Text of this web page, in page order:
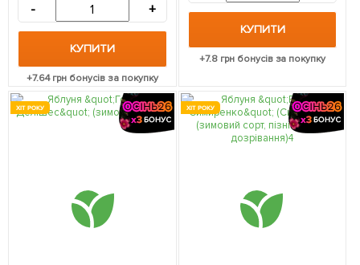
- +
КУПИТИ
+7.64грн бонусів за покупку
КУПИТИ
+7.8грн бонусів за покупку
ХІТ РОКУ ХІТ РОКУ